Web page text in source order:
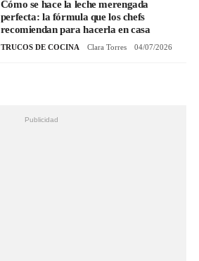
Cómo se hace la leche merengada
perfecta: la fórmula que los chefs
recomiendan para hacerla en casa
TRUCOS DE COCINA Clara Torres 04/07/2026